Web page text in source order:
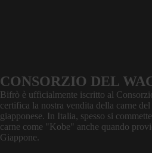
CONSORZIO DEL
Bifrò è ufficialmente iscritto al
certifica la nostra vendita della carne
giapponese. In Italia, spesso si
carne come "Kobe" anche quando
Giappone.